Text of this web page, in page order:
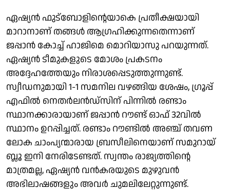
ഏഷ്യൻ ഫുട്ബോളിൻ്റെയാകെ പ്രതീക്ഷയായി
മാറാനാണ് തങ്ങൾ ആഗ്രഹിക്കുന്നതെന്നാണ്
ജപ്പാൻ കോച്ച് ഹാജിമെ മൊറിയാസു പറയുന്നത്.
ഏഷ്യൻ ടീമുകളുടെ മോശം പ്രകടനം
അദ്ദേഹത്തേയും നിരാശപ്പെടുത്തുന്നുണ്ട്.
സ്വീഡനുമായി 1-1 സമനില വഴങ്ങിയ ശേഷം, ഗ്രൂപ്പ്
എഫിൽ നെതർലൻഡ്‌സിന് പിന്നിൽ രണ്ടാം
സ്ഥാനക്കാരായാണ് ജപ്പാൻ റൗണ്ട് ഓഫ് 32വിൽ
സ്ഥാനം ഉറപ്പിച്ചത്. രണ്ടാം റൗണ്ടിൽ അഞ്ച് തവണ
ലോക ചാംപ്യന്മാരായ ബ്രസീലിനെയാണ് സമുറായ്
ബ്ലൂ ഇനി നേരിടേണ്ടത്. സ്വന്തം രാജ്യത്തിൻ്റെ
മാത്രമല്ല, ഏഷ്യൻ വൻകരയുടെ മുഴുവൻ
അഭിലാഷങ്ങളും അവർ ചുമലിലേറ്റുന്നുണ്ട്.